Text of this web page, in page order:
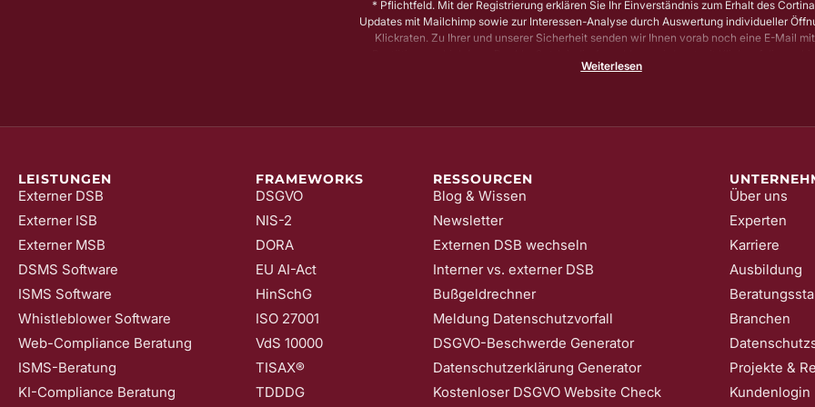
* Pflichtfeld. Mit der Registrierung erklären Sie Ihr Einverständnis zum Erhalt des
Updates mit Mailchimp sowie zur Interessen-Analyse durch Auswertung individueller
Klickraten. Zu Ihrer und unserer Sicherheit senden wir Ihnen vorab noch eine E-Mail
Dadurch stellen wir sicher, dass kein Unbefugter Sie in unser Newsletter-System eintragen
Weiterlesen
LEISTUNGEN
Externer DSB
Externer ISB
Externer MSB
DSMS Software
ISMS Software
Whistleblower Software
Web-Compliance Beratung
ISMS-Beratung
KI-Compliance Beratung
FRAMEWORKS
DSGVO
NIS-2
DORA
EU AI-Act
HinSchG
ISO 27001
VdS 10000
TISAX®
TDDDG
RESSOURCEN
Blog & Wissen
Newsletter
Externen DSB wechseln
Interner vs. externer DSB
Bußgeldrechner
Meldung Datenschutzvorfall
DSGVO-Beschwerde Generator
Datenschutzerklärung Generator
Kostenloser DSGVO Website Check
Über uns
Experten
Karriere
Ausbildung
Branchen
Projekte &
Kundenlogin